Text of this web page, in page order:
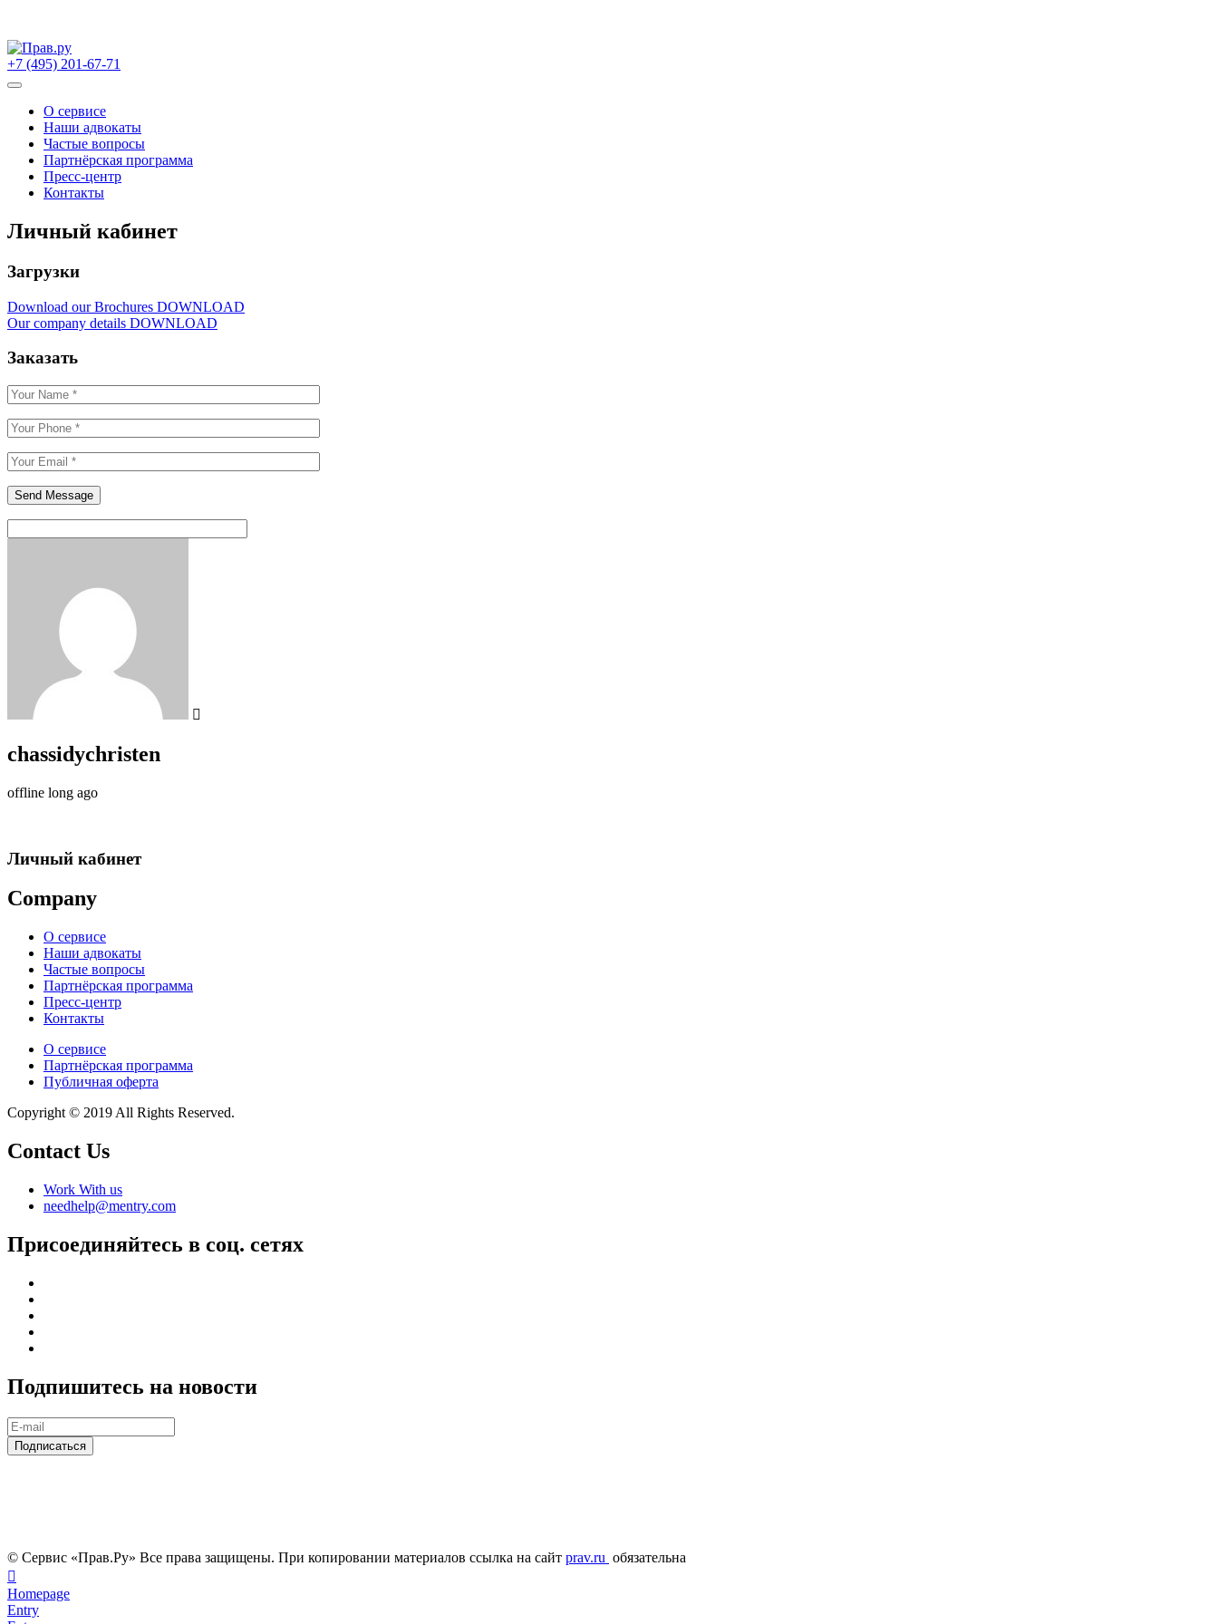
Skip
to
content
+7 (495) 201-67-71
О сервисе
Наши адвокаты
Частые вопросы
Партнёрская программа
Пресс-центр
Контакты
Личный кабинет
Загрузки
Download our Brochures DOWNLOAD
Our company details DOWNLOAD
Заказать
chassidychristen
offline long ago
Личный кабинет
Company
О сервисе
Наши адвокаты
Частые вопросы
Партнёрская программа
Пресс-центр
Контакты
О сервисе
Партнёрская программа
Публичная оферта
Copyright © 2019 All Rights Reserved.
Contact Us
Work With us
needhelp@mentry.com
Присоединяйтесь в соц. сетях
Подпишитесь на новости
© Сервис «Прав.Ру» Все права защищены. При копировании материалов ссылка на сайт prav.ru обязательна
Homepage
Entry